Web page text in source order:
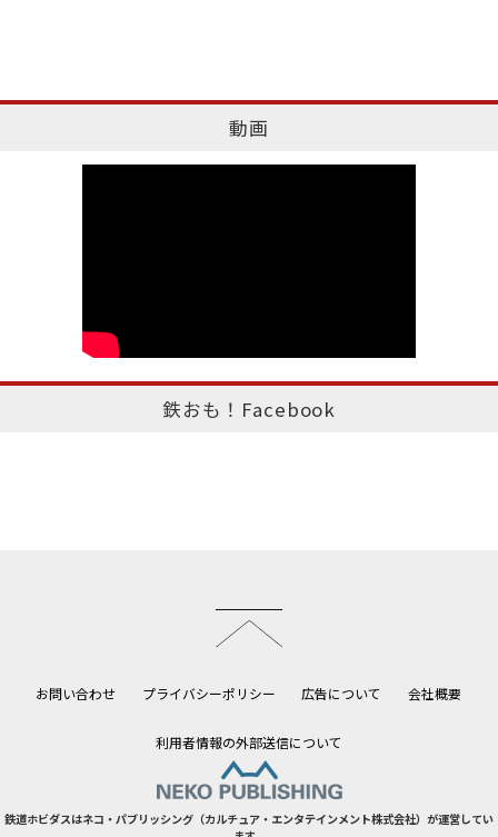
動画
鉄おも！Facebook
お問い合わせ プライバシーポリシー 広告について 会社概要
利用者情報の外部送信について
鉄道ホビダスはネコ・パブリッシング（カルチュア・エンタテインメント株式会社）が運営してい